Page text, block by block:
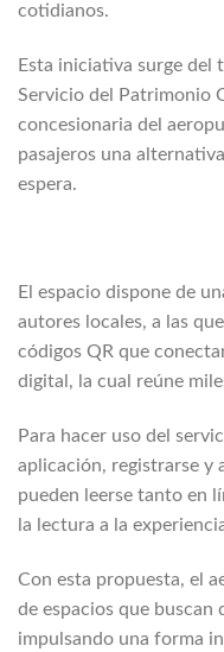
cotidianos.
Esta iniciativa surge del
Servicio del Patrimonio
concesionaria del
pasajeros una
espera.
El espacio dispone de
autores locales, a las
códigos QR que
digital, la cual reúne
Para hacer uso del
aplicación, registrarse y
pueden leerse tanto en
la lectura a la
Con esta propuesta, el
de espacios que buscan
impulsando una forma